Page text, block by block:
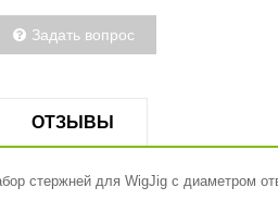
Задать вопрос
ОТЗЫВЫ
стержней для WigJig с диаметром
) Добавить новый